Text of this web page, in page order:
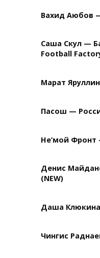
Вахид Аюбов
Саша Скул —
Football
Марат
Пасош —
Не’мой
Денис
(NEW)
Даша Клюкина
Чингис